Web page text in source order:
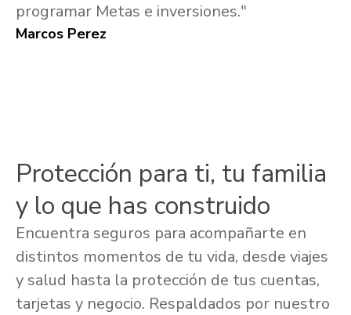
programar Metas e inversiones."
Marcos Perez
Protección para ti, tu familia
y lo que has construido
Encuentra seguros para acompañarte en
distintos momentos de tu vida, desde viajes
y salud hasta la protección de tus cuentas,
tarjetas y negocio. Respaldados por nuestro